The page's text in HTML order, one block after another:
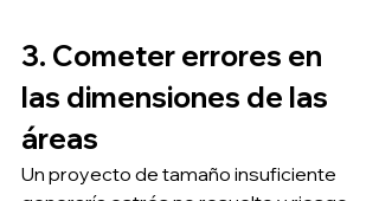
3. Cometer errores en
las dimensiones de las
áreas
Un proyecto de tamaño insuficiente